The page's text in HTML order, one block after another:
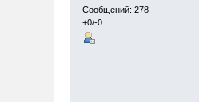
Сообщений: 278
+0/-0